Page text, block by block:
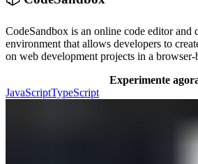
CodeSandbox is an online code editor and
environment that allows developers to
on web development projects in a browser-
Experimente
JavaScriptTypeScript